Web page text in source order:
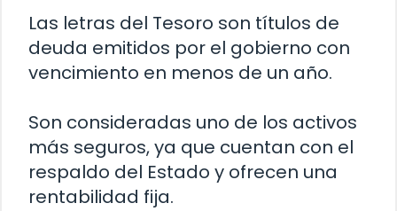
Las letras del Tesoro son títulos de
deuda emitidos por el gobierno con
vencimiento en menos de un año.
Son consideradas uno de los activos
más seguros, ya que cuentan con el
respaldo del Estado y ofrecen una
rentabilidad fija.